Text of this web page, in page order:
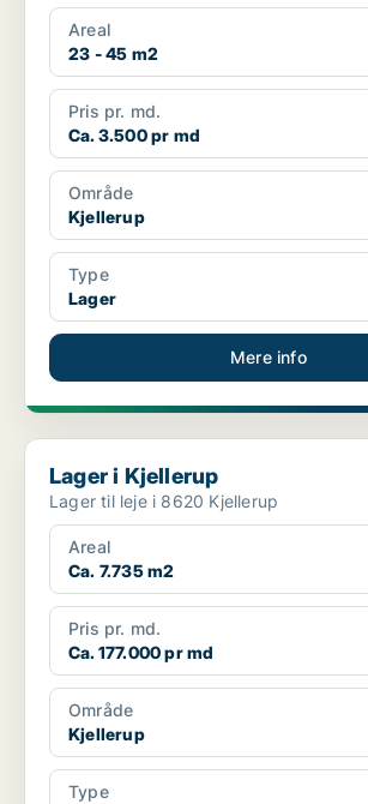
varm...
Areal
23 - 45 m2
Pris pr. md.
Ca. 3.500 pr md
Område
Kjellerup
Type
Lager
Mere info
Lager i Kjellerup
Lager i Kjellerup
Lager til leje i 8620 Kjellerup
Areal
Ca. 7.735 m2
Pris pr. md.
Ca. 177.000 pr md
Område
Kjellerup
Type